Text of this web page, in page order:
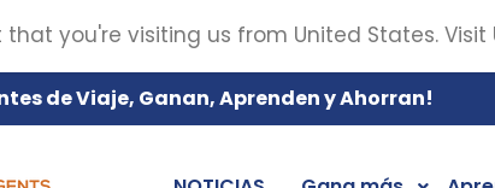
de Viaje, Ganan, Aprenden y Ahorran!
you're visiting us from United States.